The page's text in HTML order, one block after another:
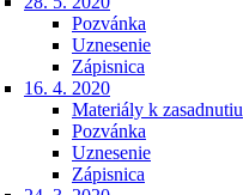
Pozvánka
Uznesenie
Zápisnica
16. 4. 2020
Materiály k zasadnutiu
Pozvánka
Uznesenie
Zápisnica